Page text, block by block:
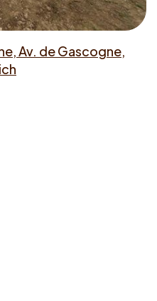
Av. de Gascogne,